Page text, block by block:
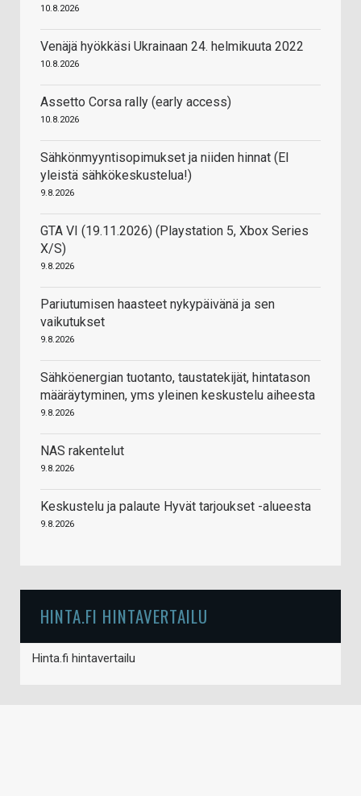
10.8.2026
Venäjä hyökkäsi Ukrainaan 24. helmikuuta 2022
10.8.2026
Assetto Corsa rally (early access)
10.8.2026
Sähkönmyyntisopimukset ja niiden hinnat (EI
yleistä sähkökeskustelua!)
9.8.2026
GTA VI (19.11.2026) (Playstation 5, Xbox Series
X/S)
9.8.2026
Pariutumisen haasteet nykypäivänä ja sen
vaikutukset
9.8.2026
Sähköenergian tuotanto, taustatekijät, hintatason
määräytyminen, yms yleinen keskustelu aiheesta
9.8.2026
NAS rakentelut
9.8.2026
Keskustelu ja palaute Hyvät tarjoukset -alueesta
9.8.2026
HINTA.FI HINTAVERTAILU
Hinta.fi hintavertailu